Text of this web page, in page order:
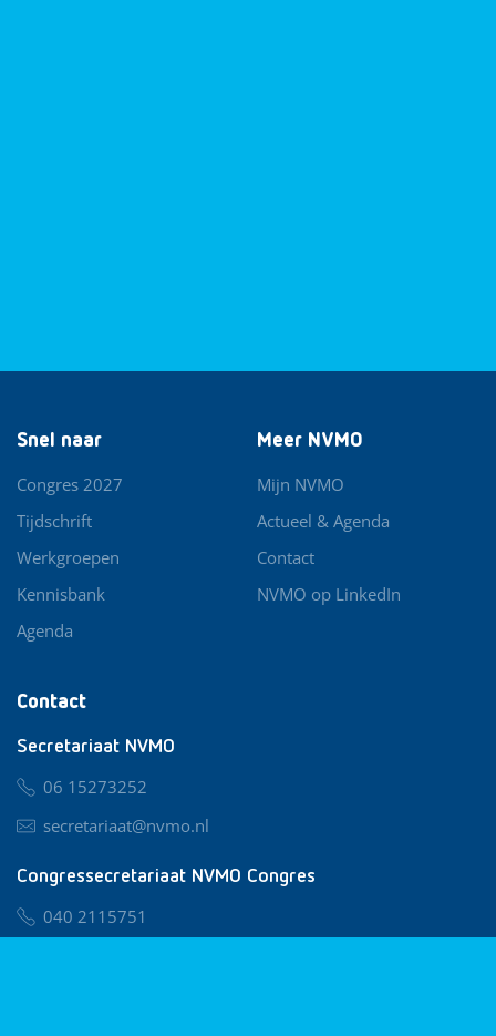
Contact
Secretariaat NVMO
06 15273252
secretariaat@nvmo.nl
Congressecretariaat NVMO Congres
040 2115751
Snel naar
Congres 2027
Tijdschrift
Werkgroepen
Kennisbank
Agenda
Meer NVMO
Mijn NVMO
Actueel & Agenda
Contact
NVMO op LinkedIn